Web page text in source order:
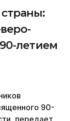
летием
90-
передает